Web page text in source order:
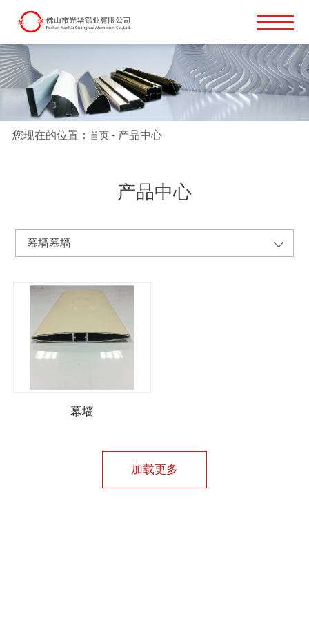
您现在的位置： 首页- 产品中心
产品中心
幕墙幕墙
幕墙
加载更多